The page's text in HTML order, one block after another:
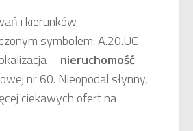
i kierunków
symbolem: A.20.UC –
– nieruchomość
nr 60. Nieopodal słynny,
ciekawych ofert na